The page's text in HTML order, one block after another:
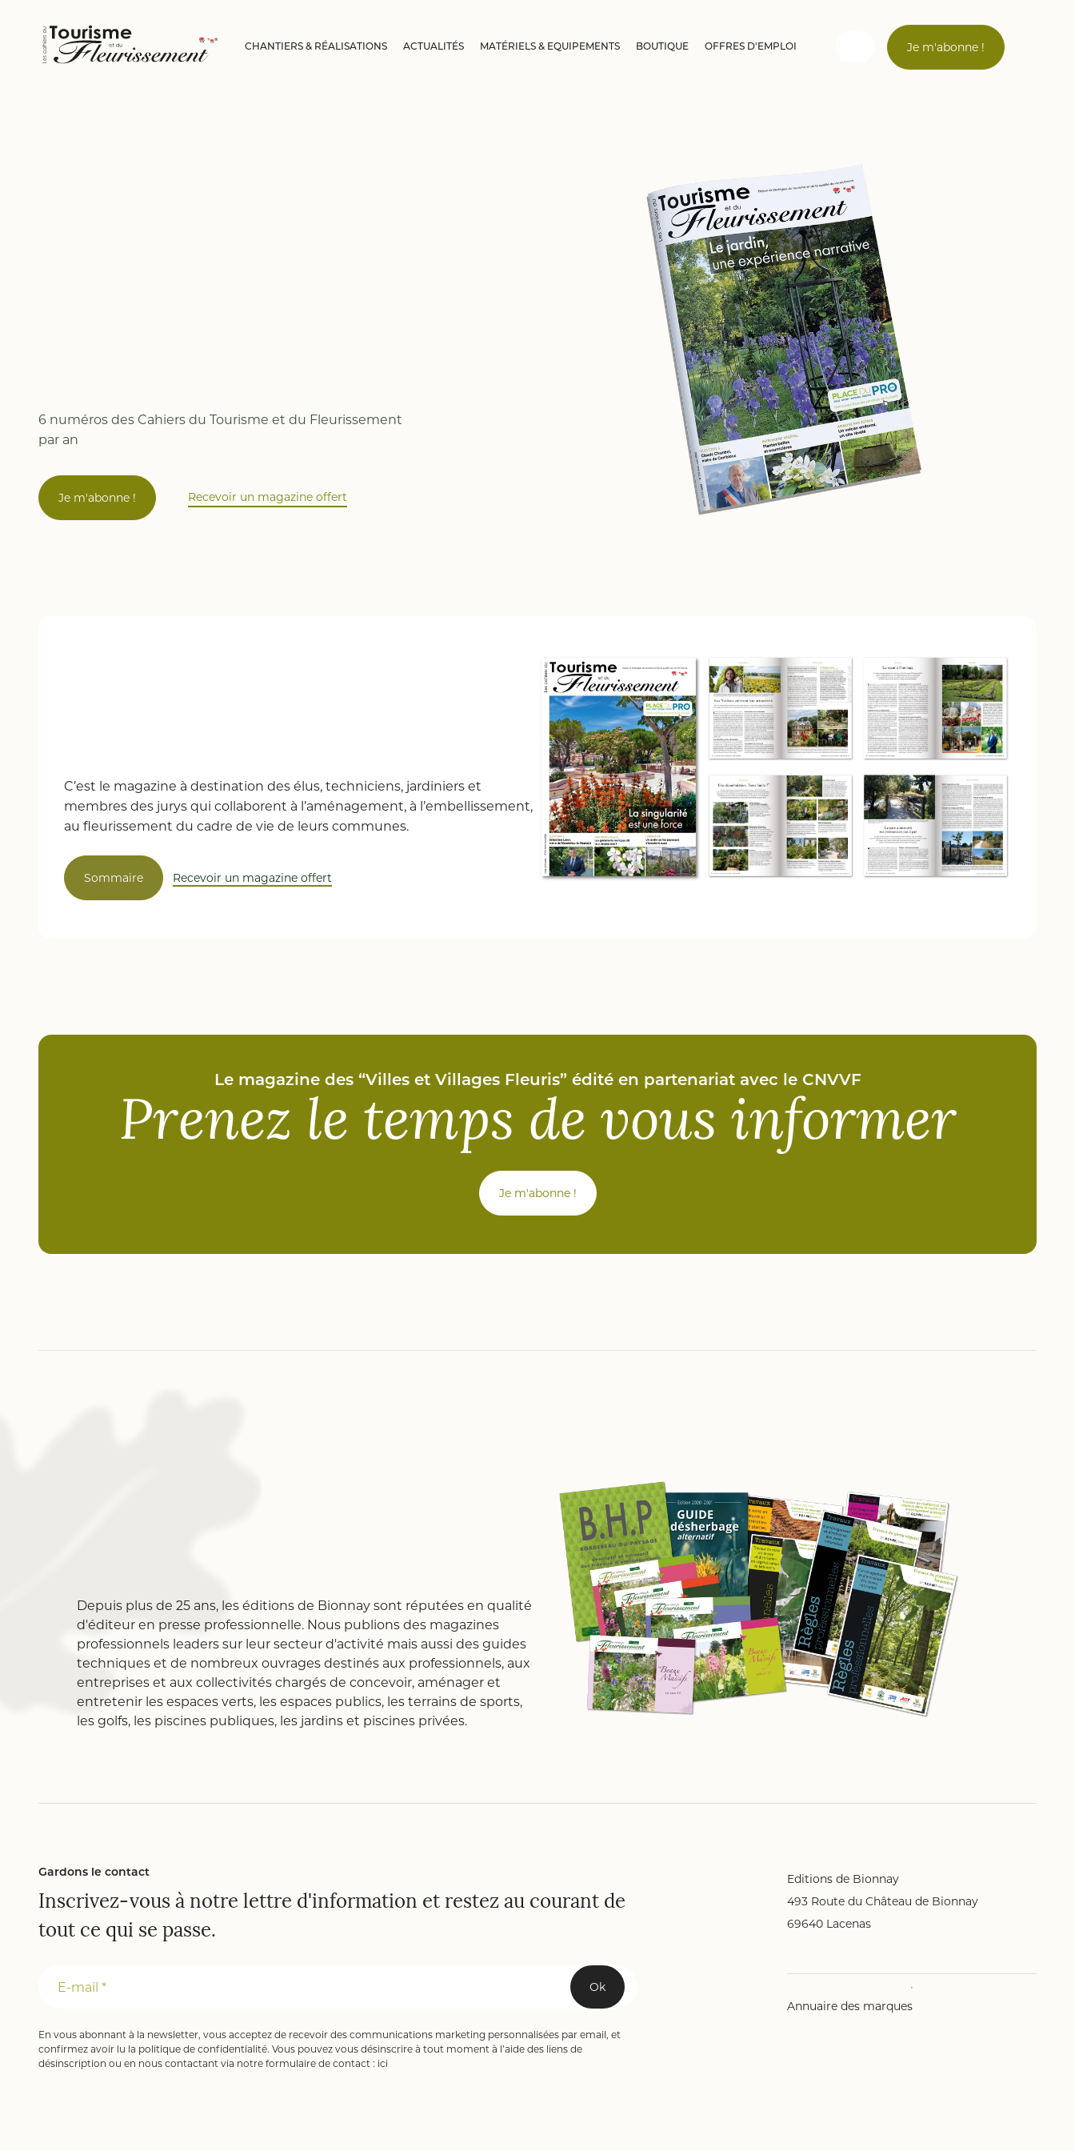
CHANTIERS & RÉALISATIONS ACTUALITÉS MATÉRIELS & EQUIPEMENTS BOUTIQUE OFFRES D'EMPLOI Je m'abonne !
Mot de passe *
Mot de passe oublié ?
Valider
Inscription
6 numéros des Cahiers du Tourisme et du Fleurissement
par an
Je m'abonne ! Recevoir un magazine offert
C’est le magazine à destination des élus, techniciens, jardiniers et
membres des jurys qui collaborent à l’aménagement, à l’embellissement,
au fleurissement du cadre de vie de leurs communes.
Sommaire Recevoir un magazine offert
Le magazine des “Villes et Villages Fleuris” édité en partenariat avec le CNVVF
Prenez le temps de vous informer
Je m'abonne !
Depuis plus de 25 ans, les éditions de Bionnay sont réputées en qualité
d'éditeur en presse professionnelle. Nous publions des magazines
professionnels leaders sur leur secteur d'activité mais aussi des guides
techniques et de nombreux ouvrages destinés aux professionnels, aux
entreprises et aux collectivités chargés de concevoir, aménager et
entretenir les espaces verts, les espaces publics, les terrains de sports,
les golfs, les piscines publiques, les jardins et piscines privées.
Gardons le contact
Inscrivez-vous à notre lettre d'information et restez au courant de
tout ce qui se passe.
E-mail * Ok
En vous abonnant à la newsletter, vous acceptez de recevoir des communications marketing personnalisées par email, et
confirmez avoir lu la politique de confidentialité. Vous pouvez vous désinscrire à tout moment à l’aide des liens de
désinscription ou en nous contactant via notre formulaire de contact : ici
Editions de Bionnay
493 Route du Château de Bionnay
69640 Lacenas
Annuaire des marques